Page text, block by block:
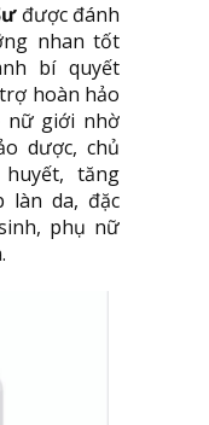
được đánh
nhan tốt
bí quyết
hoàn hảo
nữ giới nhờ
dược, chủ
tăng
làn da, đặc
phụ nữ